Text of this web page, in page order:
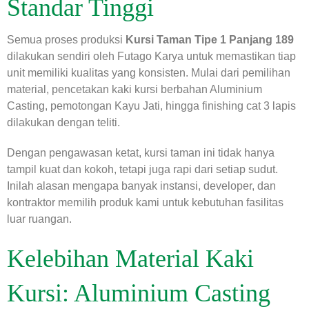
Standar Tinggi
Semua proses produksi Kursi Taman Tipe 1 Panjang 189
dilakukan sendiri oleh Futago Karya untuk memastikan tiap
unit memiliki kualitas yang konsisten. Mulai dari pemilihan
material, pencetakan kaki kursi berbahan Aluminium
Casting, pemotongan Kayu Jati, hingga finishing cat 3 lapis
dilakukan dengan teliti.
Dengan pengawasan ketat, kursi taman ini tidak hanya
tampil kuat dan kokoh, tetapi juga rapi dari setiap sudut.
Inilah alasan mengapa banyak instansi, developer, dan
kontraktor memilih produk kami untuk kebutuhan fasilitas
luar ruangan.
Kelebihan Material Kaki
Kursi: Aluminium Casting